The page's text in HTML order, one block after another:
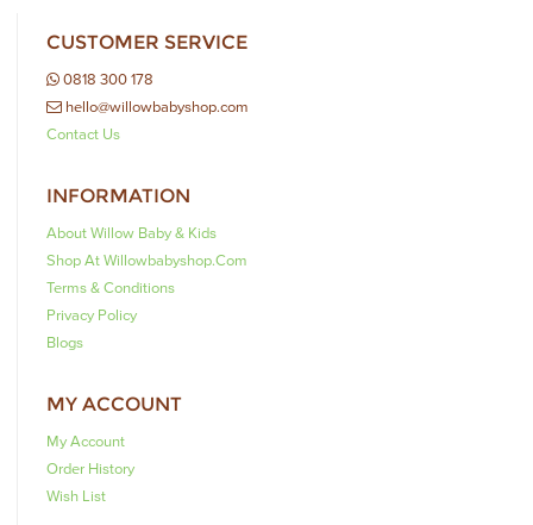
CUSTOMER SERVICE
0818 300 178
hello@willowbabyshop.com
Contact Us
INFORMATION
About Willow Baby & Kids
Shop At Willowbabyshop.com
Terms & Conditions
Privacy Policy
Blogs
MY ACCOUNT
My Account
Order History
Wish List